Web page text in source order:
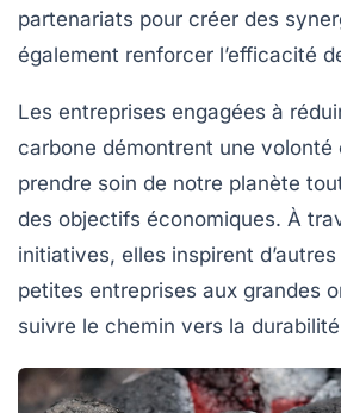
partenariats pour créer des
également renforcer l’efficacité
Les entreprises engagées à
carbone démontrent une volonté
prendre soin de notre planète
des objectifs économiques. À
initiatives, elles inspirent
petites entreprises aux grandes
suivre le chemin vers la